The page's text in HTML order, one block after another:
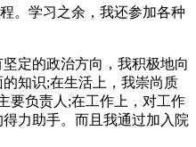
。学习之余，我还参加各种
定的政治方向，我积极地向
知识;在生活上，我崇尚质
要负责人;在工作上，对工作
力助手。而且我通过加入院